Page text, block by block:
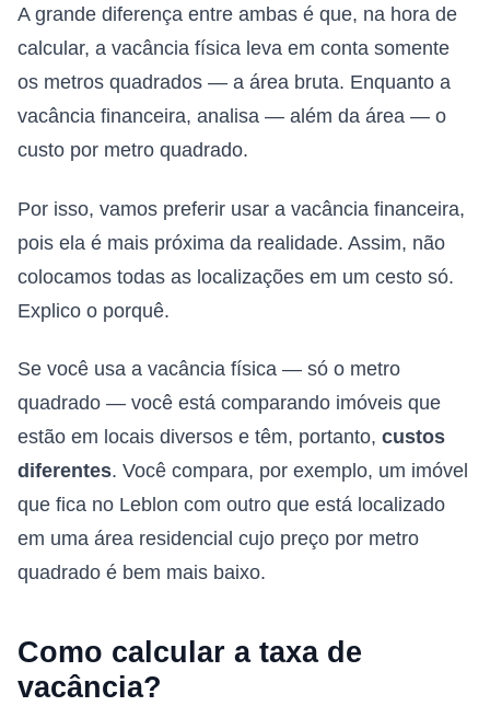
A grande diferença entre ambas é que, na hora de
calcular, a vacância física leva em conta somente
os metros quadrados — a área bruta. Enquanto a
vacância financeira, analisa — além da área — o
custo por metro quadrado.
Por isso, vamos preferir usar a vacância financeira,
pois ela é mais próxima da realidade. Assim, não
colocamos todas as localizações em um cesto só.
Explico o porquê.
Se você usa a vacância física — só o metro
quadrado — você está comparando imóveis que
estão em locais diversos e têm, portanto, custos
diferentes. Você compara, por exemplo, um imóvel
que fica no Leblon com outro que está localizado
em uma área residencial cujo preço por metro
quadrado é bem mais baixo.
Como calcular a taxa de
vacância?